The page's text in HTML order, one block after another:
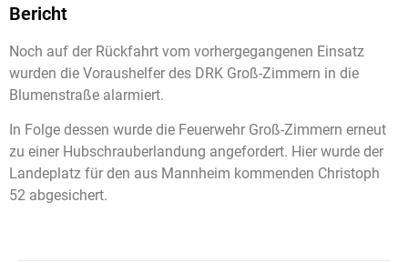
Bericht
Noch auf der Rückfahrt vom vorhergegangenen Einsatz
wurden die Voraushelfer des DRK Groß-Zimmern in die
Blumenstraße alarmiert.
In Folge dessen wurde die Feuerwehr Groß-Zimmern erneut
zu einer Hubschrauberlandung angefordert. Hier wurde der
Landeplatz für den aus Mannheim kommenden Christoph
52 abgesichert.